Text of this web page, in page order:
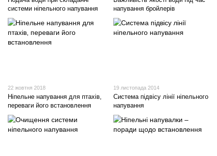
системи ніпельного напування
напування бройлерів
22 жовтня 2018
Ніпельне напування для птахів,
переваги його встановлення
19 листопада 2014
Система підвісу лінії ніпельного
напування